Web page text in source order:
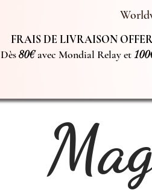
FRAIS DE LIVRAISON
Dès80€avec Mondial Relay et